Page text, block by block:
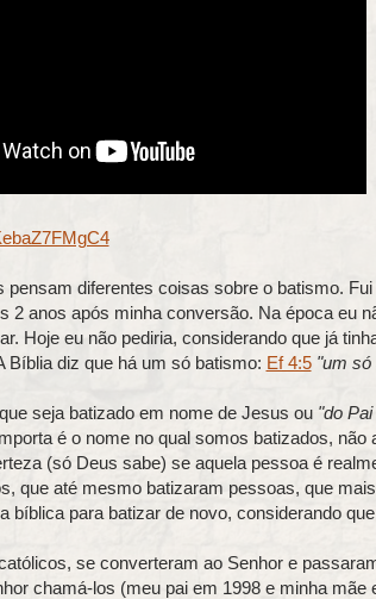
pensam diferentes coisas sobre o batismo.
2 anos após minha conversão. Na época eu
Hoje eu não pediria, considerando que já
Bíblia diz que há um só batismo: Ef 4:5"um só
seja batizado em nome de Jesus ou "do
é o nome no qual somos batizados,
(só Deus sabe) se aquela pessoa é
que até mesmo batizaram pessoas, que
bíblica para batizar de novo, considerando
se converteram ao Senhor e
chamá-los (meu pai em 1998 e minha mãe